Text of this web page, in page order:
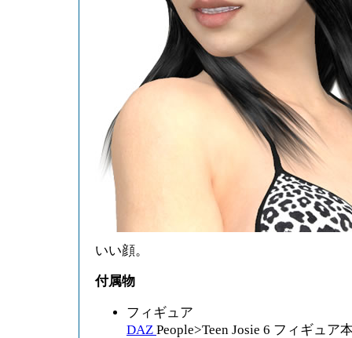
いい顔。
付属物
フィギュア
DAZ People>Teen Josie 6 フィギュア